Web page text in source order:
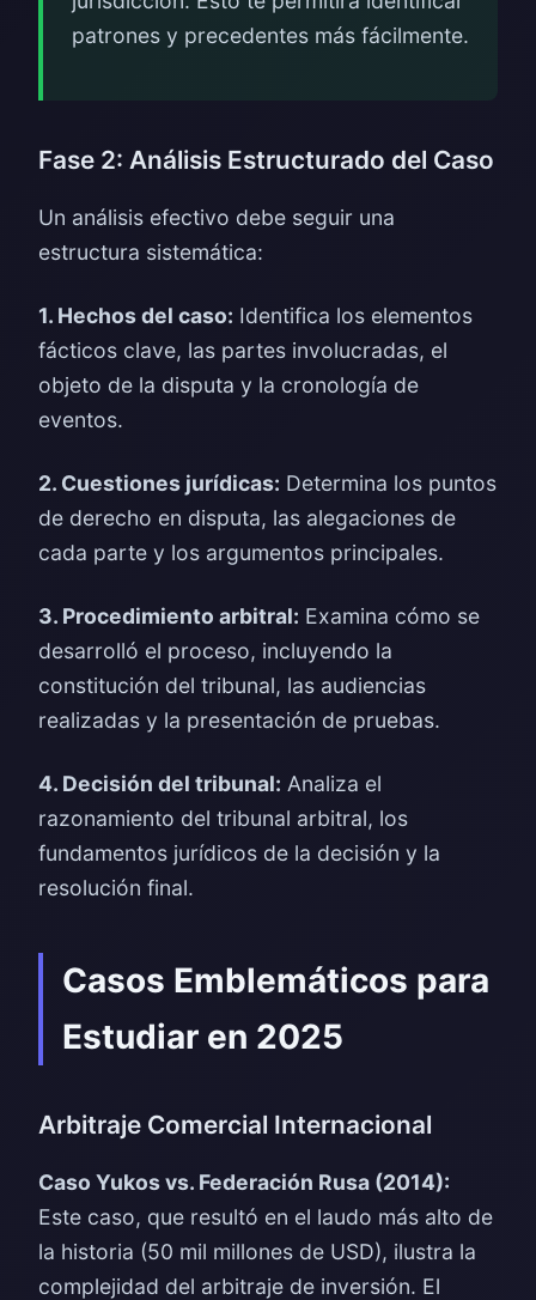
patrones y precedentes más fácilmente.
Fase 2: Análisis Estructurado del Caso
Un análisis efectivo debe seguir una
estructura sistemática:
1. Hechos del caso: Identifica los elementos
fácticos clave, las partes involucradas, el
objeto de la disputa y la cronología de
eventos.
2. Cuestiones jurídicas: Determina los puntos
de derecho en disputa, las alegaciones de
cada parte y los argumentos principales.
3. Procedimiento arbitral: Examina cómo se
desarrolló el proceso, incluyendo la
constitución del tribunal, las audiencias
realizadas y la presentación de pruebas.
4. Decisión del tribunal: Analiza el
razonamiento del tribunal arbitral, los
fundamentos jurídicos de la decisión y la
resolución final.
Casos Emblemáticos para
Estudiar en 2025
Arbitraje Comercial Internacional
Caso Yukos vs. Federación Rusa (2014):
Este caso, que resultó en el laudo más alto de
la historia (50 mil millones de USD), ilustra la
complejidad del arbitraje de inversión. El